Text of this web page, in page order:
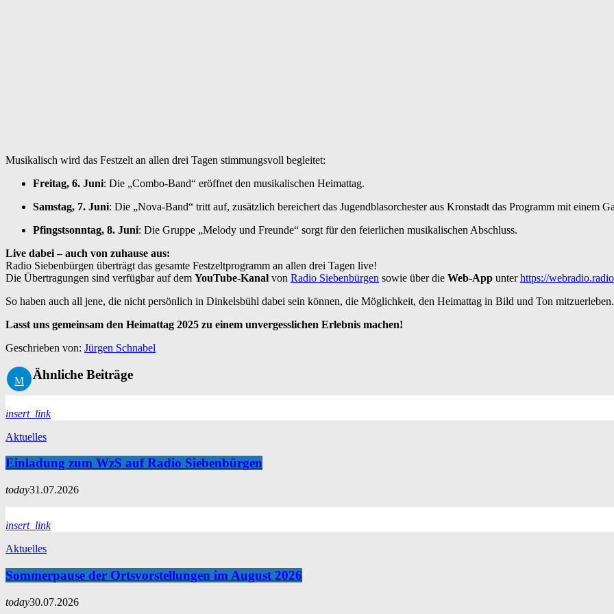
Musikalisch wird das Festzelt an allen drei Tagen stimmungsvoll begleitet:
Freitag, 6. Juni: Die „Combo-Band“ eröffnet den musikalischen Heimattag.
Samstag, 7. Juni: Die „Nova-Band“ tritt auf, zusätzlich bereichert das Jugendblasorchester aus Kronstadt das Programm mit einem
Pfingstsonntag, 8. Juni: Die Gruppe „Melody und Freunde“ sorgt für den feierlichen musikalischen Abschluss.
Live dabei – auch von zuhause aus:
Radio Siebenbürgen überträgt das gesamte Festzeltprogramm an allen drei Tagen live!
Die Übertragungen sind verfügbar auf dem YouTube-Kanal von Radio Siebenbürgen sowie über die Web-App unterhttps://
So haben auch all jene, die nicht persönlich in Dinkelsbühl dabei sein können, die Möglichkeit, den Heimattag in Bild und Ton mitzuerleben.
Lasst uns gemeinsam den Heimattag 2025 zu einem unvergesslichen Erlebnis machen!
Geschrieben von: Jürgen Schnabel
Ähnliche Beiträge
insert_link
Aktuelles
Einladung zum WzS auf Radio Siebenbürgen
today31.07.2026
insert_link
Aktuelles
Sommerpause der Ortsvorstellungen im August 2026
today30.07.2026